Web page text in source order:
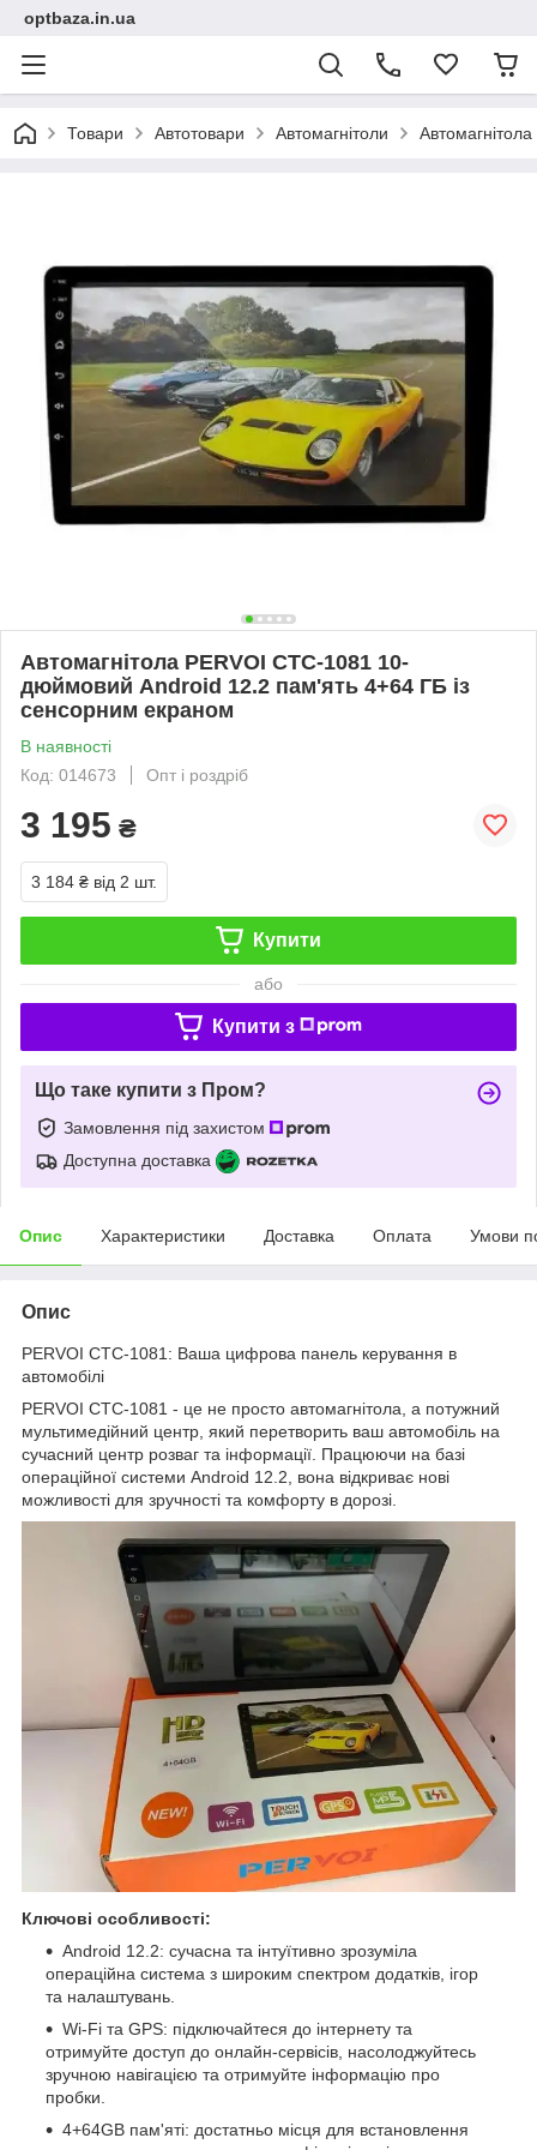
optbaza.in.ua
Товари Автотовари Автомагнітоли
Автомагнітола PERVOI CTC-1081 10-
дюймовий Android 12.2 пам'ять 4+64 ГБ із
сенсорним екраном
В наявності
Код: 014673
Опт і роздріб
3 195 ₴
3 184 ₴ від 2 шт.
Купити
або
Купити з
Що таке купити з Пром?
Замовлення під захистом
Доступна доставка
Опис Характеристики Доставка Оплата Умови
Опис
PERVOI CTC-1081: Ваша цифрова панель керування в
автомобілі
PERVOI CTC-1081 - це не просто автомагнітола, а потужний
мультимедійний центр, який перетворить ваш автомобіль на
сучасний центр розваг та інформації. Працюючи на базі
операційної системи Android 12.2, вона відкриває нові
можливості для зручності та комфорту в дорозі.
Ключові особливості:
Android 12.2: сучасна та інтуїтивно зрозуміла
операційна система з широким спектром додатків, ігор
та налаштувань.
Wi-Fi та GPS: підключайтеся до інтернету та
отримуйте доступ до онлайн-сервісів, насолоджуйтесь
зручною навігацією та отримуйте інформацію про
пробки.
4+64GB пам'яті: достатньо місця для встановлення